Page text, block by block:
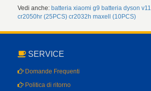
Vedi anche: batteria xiaomi g9 batteria dyson v11
cr2050hr (25PCS) cr2032h maxell (10PCS)
SERVICE
Domande Frequenti
Politica di ritorno